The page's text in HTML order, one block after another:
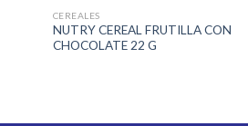
CEREALES
NUTRY CEREAL FRUTILLA CON
CHOCOLATE 22 G